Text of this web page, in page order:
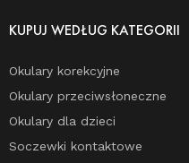
KUPUJ WEDŁUG KATEGORII
Okulary korekcyjne
Okulary przeciwsłoneczne
Okulary dla dzieci
Soczewki kontaktowe